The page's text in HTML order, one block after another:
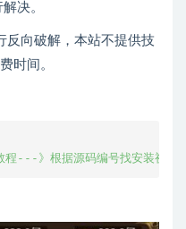
决。
反向破解，本站不提供技
时间。
---》根据源码编号找安装视频